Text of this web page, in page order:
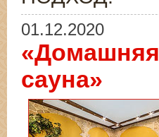
01.12.2020
«Домашняя
сауна»